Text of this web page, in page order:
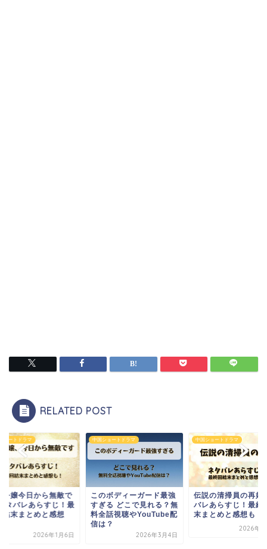
RELATED POST
ョートドラマ
ボディーガード最強
る どこで見れる？無
話視聴やYouTube配
2026年3月4日
中国ショートドラマ
伝説の清掃員の再婚 ネタ
バレあらすじ！最終回結
末まとめと感想も！
中国ショートドラマ
転生令嬢今日から無
す ネタバレあらすじ
終回結末まとめと感